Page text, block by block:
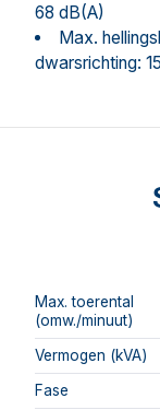
68 dB(A)
Max.
dwarsrichting:
Max. toerental
(omw./minuut)
Vermogen (kVA)
Fase